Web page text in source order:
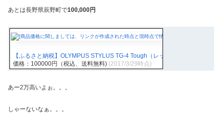
あとは長野県辰野町で100,000円
【ふるさと納税】OLYMPUS STYLUS TG-4 Tough（レッド）
価格：100000円（税込、送料無料) (2017/3/29時点)
あー2万高いよぉ。。。
しゃーないなぁ。。。